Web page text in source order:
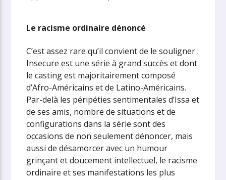
Le racisme ordinaire dénoncé
C’est assez rare qu’il convient de le souligner :
Insecure est une série à grand succès et dont
le casting est majoritairement composé
d’Afro-Américains et de Latino-Américains.
Par-delà les péripéties sentimentales d’Issa et
de ses amis, nombre de situations et de
configurations dans la série sont des
occasions de non seulement dénoncer, mais
aussi de désamorcer avec un humour
grinçant et doucement intellectuel, le racisme
ordinaire et ses manifestations les plus